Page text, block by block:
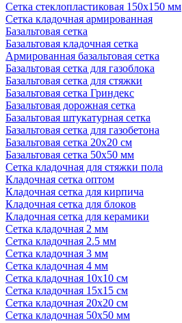
Сетка стеклопластиковая 150x150 мм
Сетка кладочная армированная
Базальтовая сетка
Базальтовая кладочная сетка
Армированная базальтовая сетка
Базальтовая сетка для газоблока
Базальтовая сетка для стяжки
Базальтовая сетка Гриндекс
Базальтовая дорожная сетка
Базальтовая штукатурная сетка
Базальтовая сетка для газобетона
Базальтовая сетка 20x20 см
Базальтовая сетка 50x50 мм
Сетка кладочная для стяжки пола
Кладочная сетка оптом
Кладочная сетка для кирпича
Кладочная сетка для блоков
Кладочная сетка для керамики
Сетка кладочная 2 мм
Сетка кладочная 2.5 мм
Сетка кладочная 3 мм
Сетка кладочная 4 мм
Сетка кладочная 10x10 см
Сетка кладочная 15x15 см
Сетка кладочная 20x20 см
Сетка кладочная 50x50 мм